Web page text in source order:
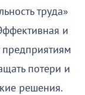
труда»
и
предприятиям
потери и
решения.